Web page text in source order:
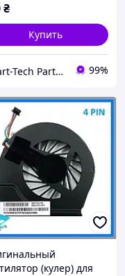
₴
Купить
Smart-Tech Parts Запчасти для ноутбуков 99%
(кулер) для